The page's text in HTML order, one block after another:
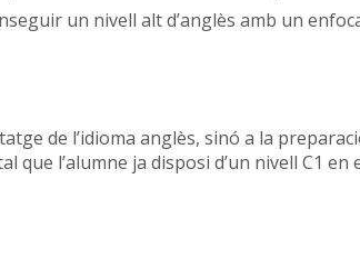
un nivell alt d’anglès amb un
de l’idioma anglès, sinó a la
que l’alumne ja disposi d’un nivell C1 en